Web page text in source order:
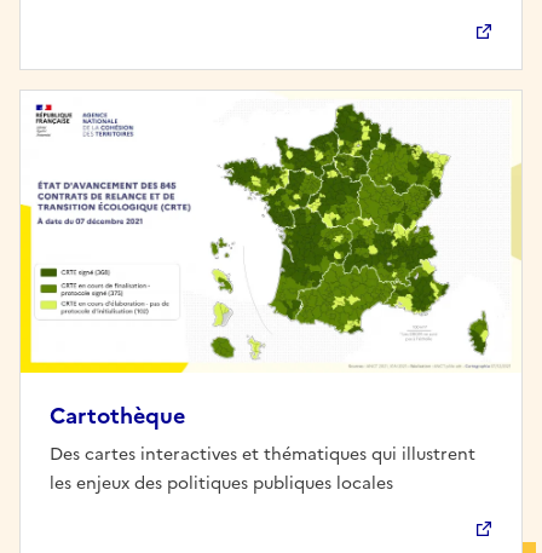
Cartothèque
Des cartes interactives et thématiques qui illustrent
les enjeux des politiques publiques locales